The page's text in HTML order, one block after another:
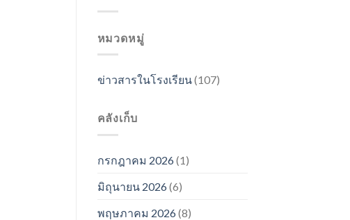
หมวดหมู่
ข่าวสารในโรงเรียน(107)
คลังเก็บ
กรกฎาคม 2026(1)
มิถุนายน 2026(6)
พฤษภาคม 2026(8)